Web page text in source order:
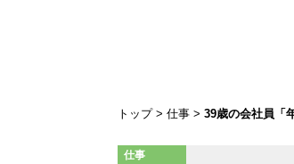
トップ 仕事
39歳の会社員「
仕事